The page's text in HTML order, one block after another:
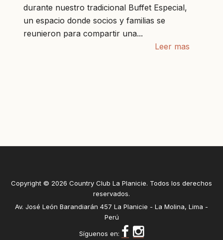
durante nuestro tradicional Buffet Especial,
un espacio donde socios y familias se
reunieron para compartir una...
Leer mas
Copyright © 2026 Country Club La Planicie. Todos los derechos
reservados.
Av. José León Barandiarán 457 La Planicie - La Molina, Lima -
Perú
Síguenos en: